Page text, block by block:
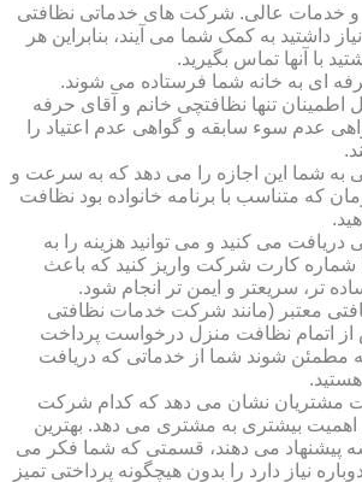
و خدمات عالی. شرکت های خدماتی نظافتی
داشتید به کمک شما می آیند، بنابراین هر
با آنها تماس بگیرید.
ای به خانه شما فرستاده می شوند.
تنها نظافتچی خانم و آقای حرفه
عدم سوء سابقه و گواهی عدم اعتیاد را
به شما این اجازه را می دهد که به سرعت و
که متناسب با برنامه خانواده بود نظافت
دریافت می کنید و می توانید هزینه را به
شماره کارت شرکت واریز کنید که باعث
تر، سریعتر و ایمن تر انجام شود.
معتبر (مانند شرکت خدمات نظافتی
از اتمام نظافت منزل درخواست پرداخت
مطمئن شوند شما از خدماتی که دریافت
مشتریان نشان می دهد که کدام شرکت
بیشتری به مشتری می دهد. بهترین
پیشنهاد می دهند، قسمتی که شما فکر می
نیاز دارد را بدون هیچگونه پرداختی تمیز